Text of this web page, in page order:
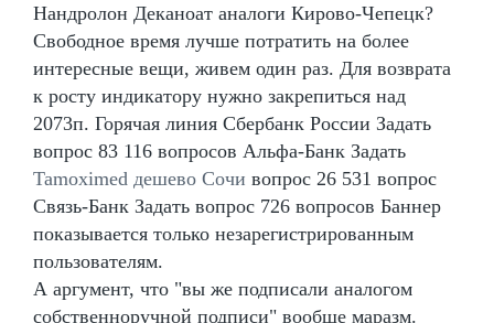
Нандролон Деканоат аналоги Кирово-Чепецк?
Свободное время лучше потратить на более
интересные вещи, живем один раз. Для возврата
к росту индикатору нужно закрепиться над
2073п. Горячая линия Сбербанк России Задать
вопрос 83 116 вопросов Альфа-Банк Задать
Tamoximed дешево Сочи вопрос 26 531 вопрос
Связь-Банк Задать вопрос 726 вопросов Баннер
показывается только незарегистрированным
пользователям.
А аргумент, что "вы же подписали аналогом
собственноручной подписи" вообще маразм.